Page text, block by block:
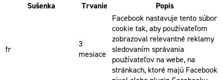
Sušenka
Trvanie Popis
fr
3
mesiace
Facebook nastavuje tento súbor
cookie tak, aby používateľom
zobrazoval relevantné reklamy
sledovaním správania
používateľov na webe, na
stránkach, ktoré majú Facebook